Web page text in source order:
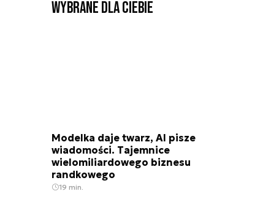
Wybrane dla Ciebie
Modelka daje twarz, AI pisze
wiadomości. Tajemnice
wielomiliardowego biznesu
randkowego
19 min.